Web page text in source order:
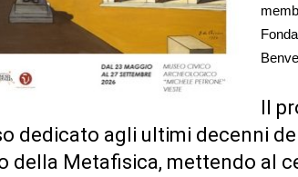
Il
dedicato agli ultimi decenni
della Metafisica, mettendo al